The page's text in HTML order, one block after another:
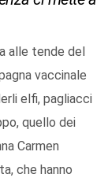
alle tende del
vaccinale
elfi, pagliacci
quello dei
Carmen
che hanno